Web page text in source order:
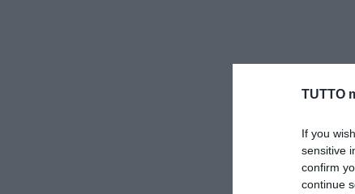
TUTTO
If you
sensitive
confirm
continue